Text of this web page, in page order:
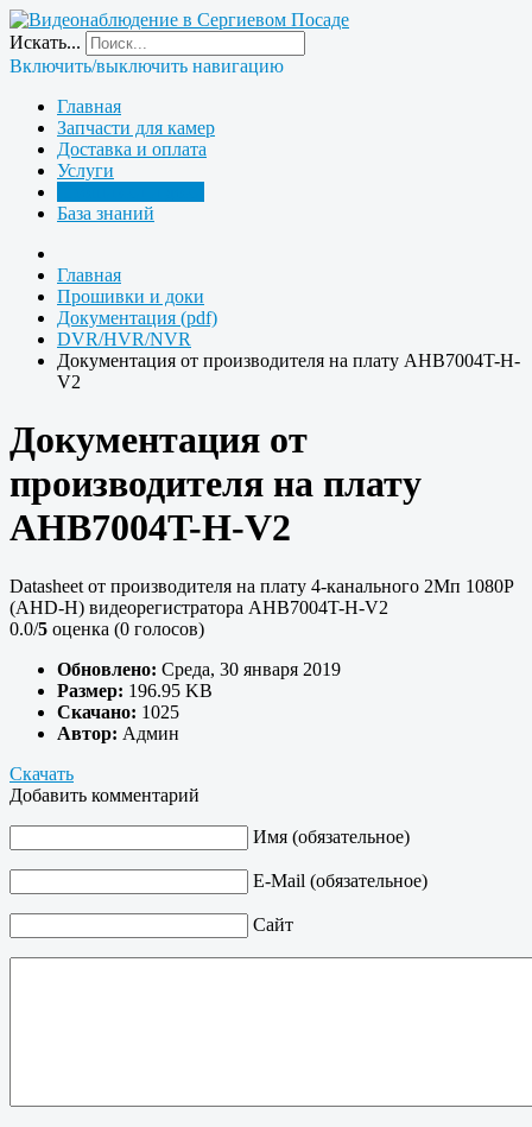
Искать...
Включить/выключить навигацию
Главная
Запчасти для камер
Доставка и оплата
Услуги
База знаний
Главная
Прошивки и доки
Документация (pdf)
DVR/HVR/NVR
Документация от производителя на плату AHB7004T-H-
V2
Документация от
производителя на плату
AHB7004T-H-V2
Datasheet от производителя на плату 4-канального 2Мп 1080P
(AHD-H) видеорегистратора AHB7004T-H-V2
0.0/5 оценка (0 голосов)
Обновлено: Среда, 30 января 2019
Размер: 196.95 KB
Скачано: 1025
Автор: Админ
Скачать
Добавить комментарий
Имя (обязательное)
E-Mail (обязательное)
Сайт